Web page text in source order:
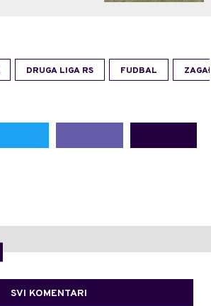
DRUGA LIGA RS FUDBAL
SVI KOMENTARI